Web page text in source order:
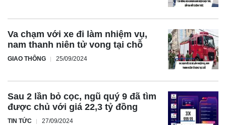
Va chạm với xe đi làm nhiệm vụ,
nam thanh niên tử vong tại chỗ
GIAO THÔNG 25/09/2024
Sau 2 lần bỏ cọc, ngũ quý 9 đã tìm
được chủ với giá 22,3 tỷ đồng
TIN TỨC 27/09/2024